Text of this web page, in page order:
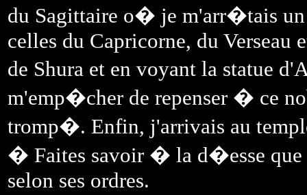
du Sagittaire o� je m'arr�tais un
celles du Capricorne, du Verseau
de Shura et en voyant la statue
m'emp�cher de repenser � ce
tromp�. Enfin, j'arrivais au
� Faites savoir � la d�esse
selon ses ordres.